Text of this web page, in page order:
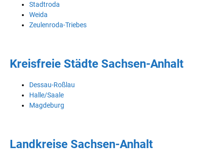
Stadtroda
Weida
Zeulenroda-Triebes
Kreisfreie Städte Sachsen-Anhalt
Dessau-Roßlau
Halle/Saale
Magdeburg
Landkreise Sachsen-Anhalt